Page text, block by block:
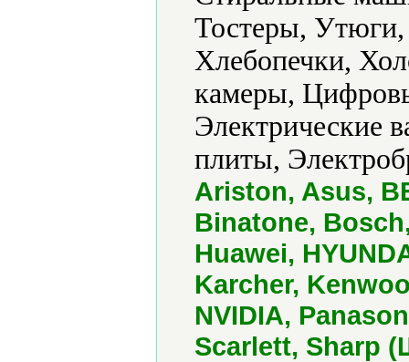
Тостеры,
Хлебопечки,
камеры,
Электрические
плиты,
Ariston, Asus,
Binatone,
Huawei,
Karcher,
NVIDIA,
Scarlett, Sharp